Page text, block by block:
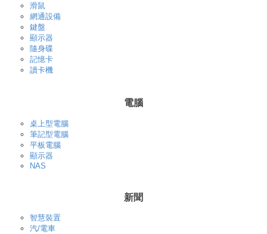
滑鼠
網通設備
鍵盤
顯示器
隨身碟
記憶卡
讀卡機
電腦
桌上型電腦
筆記型電腦
平板電腦
顯示器
NAS
新聞
智慧裝置
汽/電車